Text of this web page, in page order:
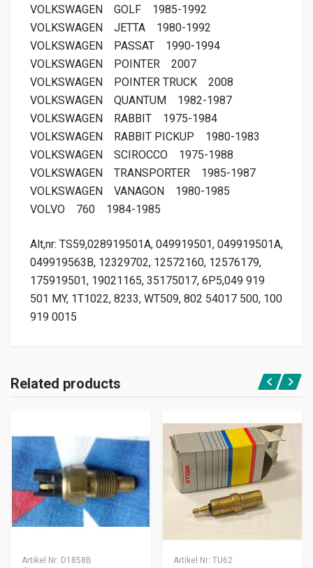
VOLKSWAGEN GOLF
1985-1992
VOLKSWAGEN
JETTA
1980-1992
VOLKSWAGEN
PASSAT
1990-1994
VOLKSWAGEN
POINTER
2007
VOLKSWAGEN
POINTER TRUCK
2008
VOLKSWAGEN
QUANTUM
1982-1987
VOLKSWAGEN
RABBIT
1975-1984
VOLKSWAGEN
RABBIT PICKUP
1980-1983
VOLKSWAGEN
SCIROCCO
1975-1988
VOLKSWAGEN
TRANSPORTER
1985-1987
VOLKSWAGEN
VANAGON
1980-1985
VOLVO
760 1984-1985
Alt,nr: TS59,028919501A, 049919501, 049919501A,
049919563B, 12329702, 12572160, 12576179,
175919501, 19021165, 35175017, 6P5,049 919
501 MY, 1T1022, 8233, WT509, 802 54017 500, 100
919 0015
Related products
Artikel Nr: D1858B Artikel Nr: TU62